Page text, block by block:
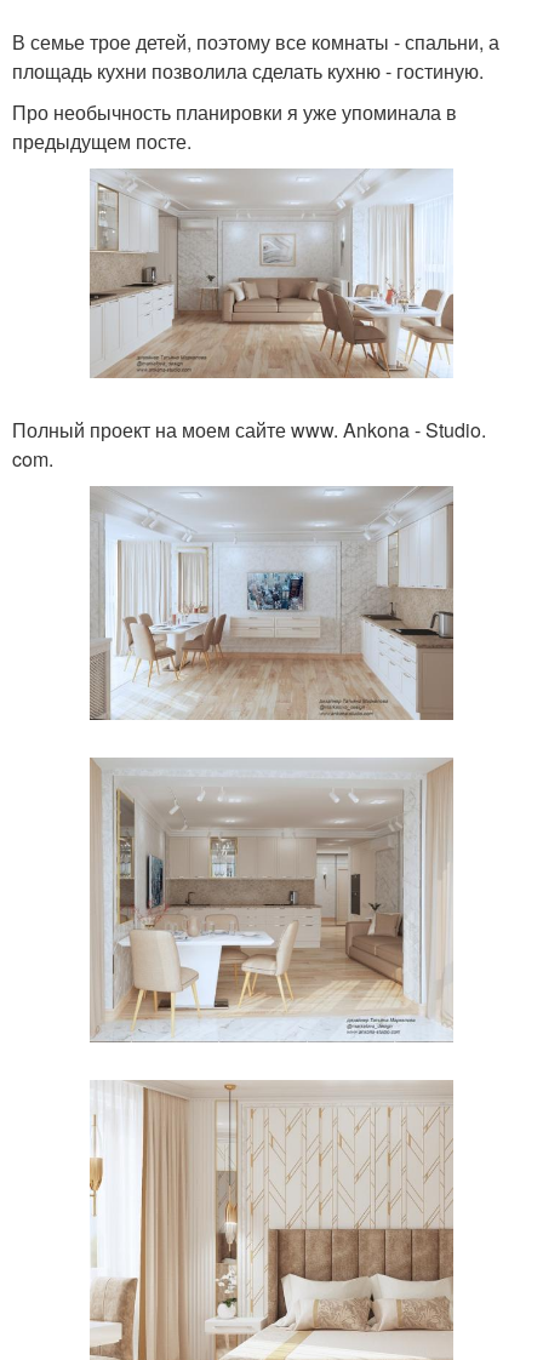
В семье трое детей, поэтому все комнаты - спальни, а
площадь кухни позволила сделать кухню - гостиную.
Про необычность планировки я уже упоминала в
предыдущем посте.
Полный проект на моем сайте www. Ankona - Studio.
com.